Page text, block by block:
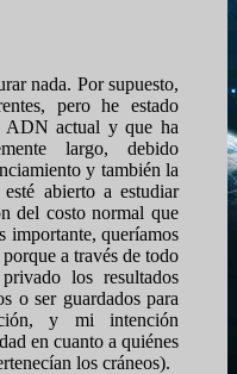
nada. Por supuesto,
pero he estado
ADN actual y que ha
largo, debido
y también la
abierto a estudiar
del costo normal que
importante, queríamos
a través de todo
los resultados
o ser guardados para
y mi intención
en cuanto a quiénes
los cráneos).